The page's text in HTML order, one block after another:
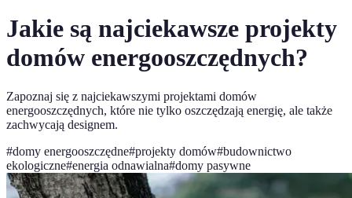
Jakie są najciekawsze projekty
domów energooszczędnych?
Zapoznaj się z najciekawszymi projektami domów
energooszczędnych, które nie tylko oszczędzają energię, ale także
zachwycają designem.
#domy energooszczędne#projekty domów#budownictwo
ekologiczne#energia odnawialna#domy pasywne